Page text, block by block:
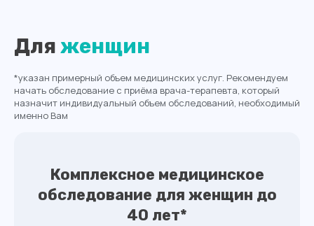
Дляженщин
*указан примерный объем медицинских услуг. Рекомендуем
начать обследование с приёма врача-терапевта, который
назначит индивидуальный объем обследований, необходимый
именно Вам
Комплексное медицинское
обследование для женщин до
40 лет*